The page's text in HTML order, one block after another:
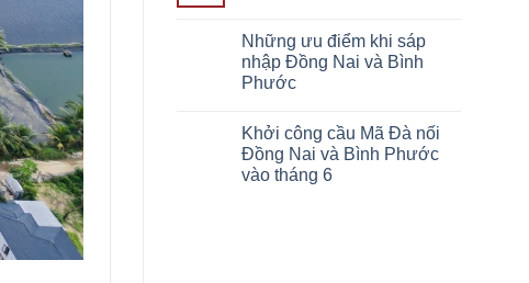
Những ưu điểm khi sáp
nhập Đồng Nai và Bình
Phước
Khởi công cầu Mã Đà nối
Đồng Nai và Bình Phước
vào tháng 6